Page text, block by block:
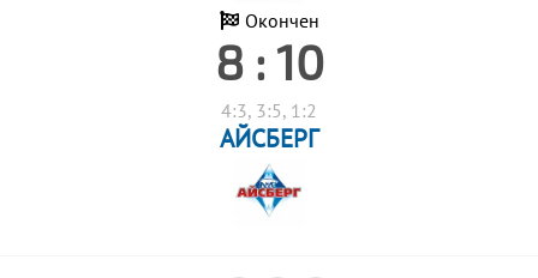
Окончен
8 : 10
4:3, 3:5, 1:2
АЙСБЕРГ